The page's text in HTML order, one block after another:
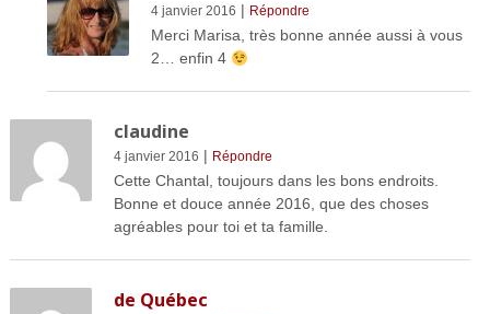
4 janvier 2016 | Répondre
Merci Marisa, très bonne année aussi à vous
2… enfin 4
claudine
4 janvier 2016 | Répondre
Cette Chantal, toujours dans les bons endroits.
Bonne et douce année 2016, que des choses
agréables pour toi et ta famille.
de Québec